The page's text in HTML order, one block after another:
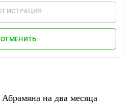
ОТМЕНИТЬ
на два месяца